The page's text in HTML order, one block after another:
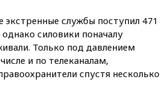
ресторана «Армения» в
Москве вернут утраченную
скульптуру балерины
вчера, 22:45Литовец
протаранил погранпункт при
экстренные службы поступил 471
силовики поначалу
Только под давлением
и по телеканалам,
спустя несколько